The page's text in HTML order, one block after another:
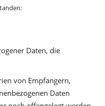
Daten, die
von Empfängern,
Daten